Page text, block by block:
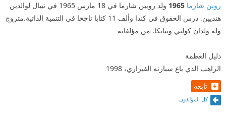
روبن شارما 1965
ولد روبين شارما في 18 مارس 1965 في نيبال لوالدين
هنديين. درس الحقوق في كندا وألف 11 كتابا ناجحا في التنمية الذاتية.متزوج
وله ولدان كولبي وبيانكا. من مؤلفاته
دليل العظمة
الراهب الذي باع سيارته الفيراري، 1998
تابعه
كل المؤلفون